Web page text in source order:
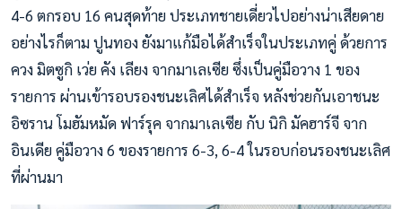
4-6 ตกรอบ 16 คนสุดท้าย ประเภทชายเดี่ยวไปอย่างน่าเสียดาย
อย่างไรก็ตาม ปูนทอง ยังมาแก้มือได้สำเร็จในประเภทคู่ ด้วยการ
ควง มิตซูกิ เว่ย คัง เลียง จากมาเลเซีย ซึ่งเป็นคู่มือวาง 1 ของ
รายการ ผ่านเข้ารอบรองชนะเลิศได้สำเร็จ หลังช่วยกันเอาชนะ
อิซราน โมฮัมหมัด ฟาร์รุค จากมาเลเซีย กับ นิกิ มัคฮาร์จี จาก
อินเดีย คู่มือวาง 6 ของรายการ 6-3, 6-4 ในรอบก่อนรองชนะเลิศ
ที่ผ่านมา